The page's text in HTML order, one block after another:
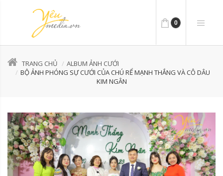
0
TRANG CHỦ
ALBUM ẢNH CƯỚI
BỘ ẢNH PHÓNG SỰ CƯỚI CỦA CHÚ RỂ MẠNH THẮNG VÀ CÔ DÂU
KIM NGÂN